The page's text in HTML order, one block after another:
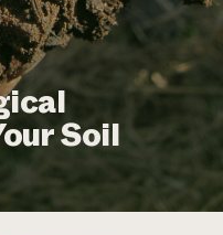
electrónicos
Soil